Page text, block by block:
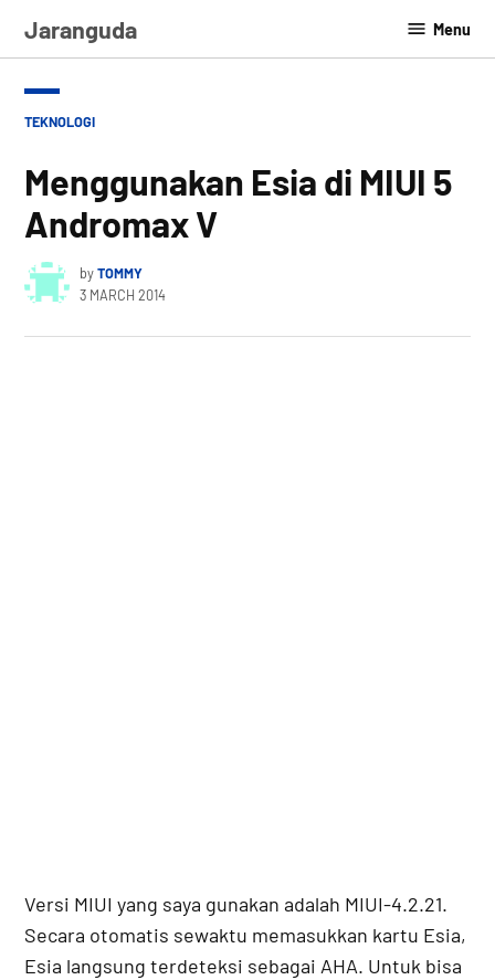
Jaranguda Menu
POSTED
TEKNOLOGI
Menggunakan Esia di MIUI 5
Andromax V
byTOMMY
3 MARCH 2014
Versi MIUI yang saya gunakan adalah MIUI-4.2.21.
Secara otomatis sewaktu memasukkan kartu Esia,
Esia langsung terdeteksi sebagai AHA. Untuk bisa